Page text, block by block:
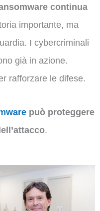
continua
importante, ma
I cybercriminali
già in azione.
rafforzare le difese.
può proteggere
.